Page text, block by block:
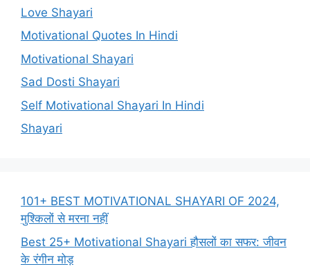
Love Shayari
Motivational Quotes In Hindi
Motivational Shayari
Sad Dosti Shayari
Self Motivational Shayari In Hindi
Shayari
101+ BEST MOTIVATIONAL SHAYARI OF 2024,
मुश्किलों से मरना नहीं
Best 25+ Motivational Shayari हौसलों का सफर: जीवन
के रंगीन मोड़